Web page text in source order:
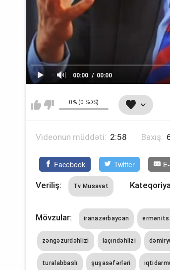
00:00 00:00
0% (0 SƏS)
Videonun müddəti: 2:58 Baxış:
Facebook Twitter
Veriliş: Tv Musavat
Mövzular: iranazərbaycan
zəngəzurdəhlizi laçındəhlizi
turalabbaslı şuşasəfərləri